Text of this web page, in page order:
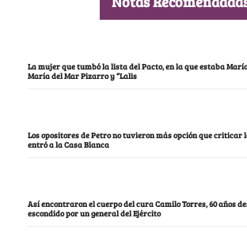
La mujer que tumbó la lista del Pacto, en la que estaba
María del Mar Pizarro y “Lalis
Los opositores de Petro no tuvieron más opción que criticar
entró a la Casa Blanca
Así encontraron el cuerpo del cura Camilo Torres, 60 años
escondido por un general del Ejército